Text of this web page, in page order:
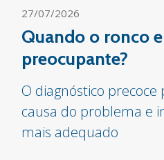
27/07/2026
Quando o ronco
preocupante?
O diagnóstico
causa do problema e
mais adequado